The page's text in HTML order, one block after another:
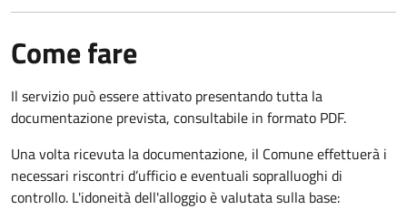
Come fare
Il servizio può essere attivato presentando tutta la
documentazione prevista, consultabile in formato PDF.
Una volta ricevuta la documentazione, il Comune effettuerà i
necessari riscontri d’ufficio e eventuali sopralluoghi di
controllo. L'idoneità dell'alloggio è valutata sulla base: